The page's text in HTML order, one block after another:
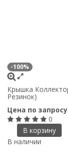
-100%
Крышка
Резинок)
Цена по запросу
0
В корзину
В наличии